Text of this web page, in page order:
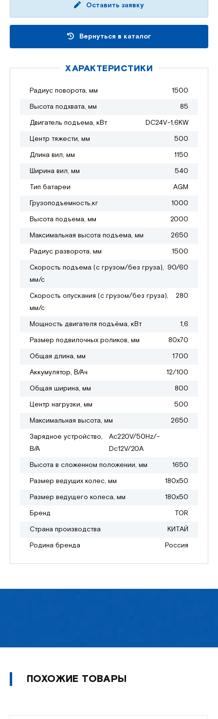
Оставить заявку
Вернуться в каталог
ХАРАКТЕРИСТИКИ
Радиус поворота, мм
1500
Высота подхвата, мм
85
Двигатель подъема, кВт
DC24V-1,6KW
Центр тяжести, мм
500
Длина вил, мм
1150
Ширина вил, мм
540
Тип батареи
AGM
Грузоподъемность,кг
1000
Высота подъема, мм
2000
Максимальная высота подъема, мм
2650
Радиус разворота, мм
1500
Скорость подъема (с грузом/без груза),
мм/с
90/60
Скорость опускания (с грузом/без груза),
мм/с
280
Мощность двигателя подъёма, кВт
1,6
Размер подвилочных роликов, мм
80х70
Общая длина, мм
1700
Аккумулятор, В/Ач
12/100
Общая ширина, мм
800
Центр нагрузки, мм
500
Максимальная высота, мм
2650
Зарядное устройство,
В/А
Ac220V/50Hz/-
Dc12V/20A
Высота в сложенном положении, мм
1650
Размер ведущих колес, мм
180х50
Размер ведущего колеса, мм
180х50
Бренд
TOR
Страна производства
КИТАЙ
Родина бренда
Россия
ПОХОЖИЕ ТОВАРЫ